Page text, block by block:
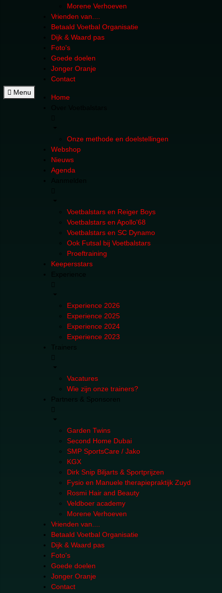
Menu
Morene Verhoeven
Vrienden van....
Betaald Voetbal Organisatie
Dijk & Waard pas
Foto's
Goede doelen
Jonger Oranje
Contact
Home
Onze methode en doelstellingen
Webshop
Nieuws
Agenda
Voetbalstars en Reiger Boys
Voetbalstars en Apollo'68
Voetbalstars en SC Dynamo
Ook Futsal bij Voetbalstars
Proeftraining
Keepersstars
Experience 2026
Experience 2025
Experience 2024
Experience 2023
Trainers
Vacatures
Wie zijn onze trainers?
Partners & Sponsoren
Garden Twins
Second Home Dubai
SMP SportsCare / Jako
KGX
Dirk Snip Biljarts & Sportprijzen
Fysio en Manuele therapiepraktijk Zuyd
Rosmi Hair and Beauty
Veldboer academy
Morene Verhoeven
Vrienden van....
Betaald Voetbal Organisatie
Dijk & Waard pas
Foto's
Goede doelen
Jonger Oranje
Contact